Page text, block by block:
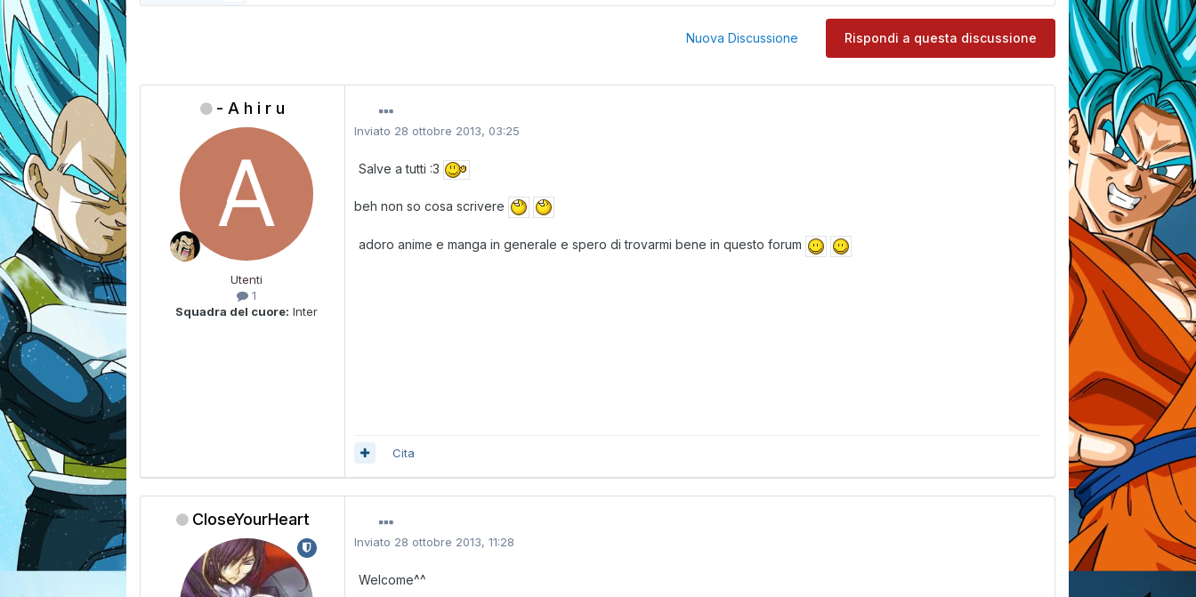
Rispondi a questa discussione
Nuova Discussione
- A h i r u
Utenti
1
Squadra del cuore: Inter
Inviato 28 ottobre 2013, 03:25
Salve a tutti :3
beh non so cosa scrivere
adoro anime e manga in generale e spero di trovarmi bene in questo forum
Cita
CloseYourHeart
Inviato 28 ottobre 2013, 11:28
Welcome^^